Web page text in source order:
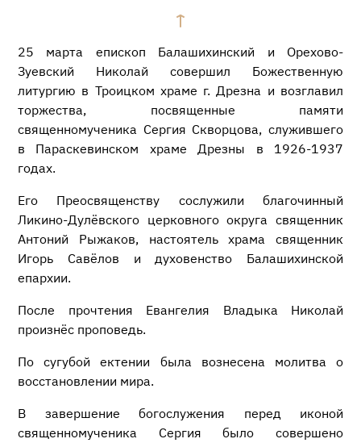
25 марта епископ Балашихинский и Орехово-
Зуевский Николай совершил Божественную
литургию в Троицком храме г. Дрезна и возглавил
торжества, посвященные памяти
священномученика Сергия Скворцова, служившего
в Параскевинском храме Дрезны в 1926-1937
годах.
Его Преосвященству сослужили благочинный
Ликино-Дулёвского церковного округа священник
Антоний Рыжаков, настоятель храма священник
Игорь Савёлов и духовенство Балашихинской
епархии.
После прочтения Евангелия Владыка Николай
произнёс проповедь.
По сугубой ектении была вознесена молитва о
восстановлении мира.
В завершение богослужения перед иконой
священномученика Сергия было совершено